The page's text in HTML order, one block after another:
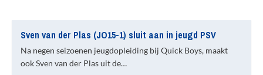
Sven van der Plas (JO15-1) sluit aan in jeugd PSV
Na negen seizoenen jeugdopleiding bij Quick Boys, maakt
ook Sven van der Plas uit de…